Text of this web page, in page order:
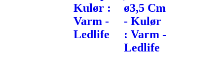
Kulør :
Varm -
Ledlife
ø3,5 Cm
- Kulør
: Varm -
Ledlife